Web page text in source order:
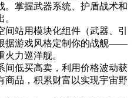
。掌握武器系统、护盾战术和
间站用模块化组件（武器、引
据游戏风格定制你的战舰——
力巡洋舰。
间低买高卖，利用价格波动获
商品，积累财富以实现宇宙野